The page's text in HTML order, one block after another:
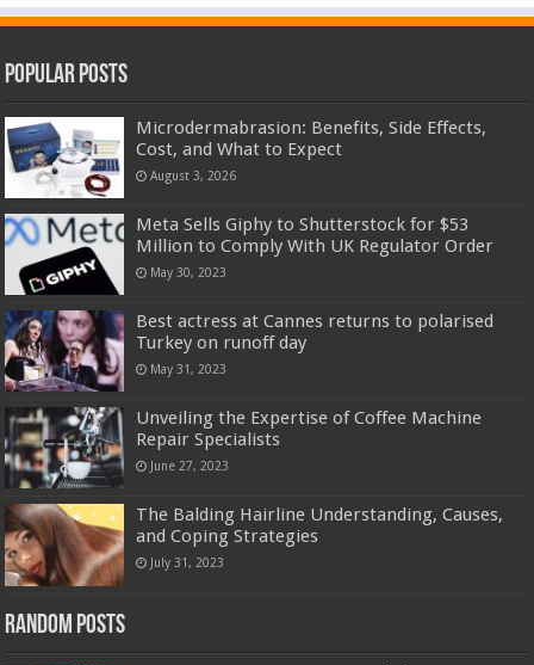
Popular Posts
Microdermabrasion: Benefits, Side Effects,
Cost, and What to Expect
August 3, 2026
Meta Sells Giphy to Shutterstock for $53
Million to Comply With UK Regulator Order
May 30, 2023
Best actress at Cannes returns to polarised
Turkey on runoff day
May 31, 2023
Unveiling the Expertise of Coffee Machine
Repair Specialists
June 27, 2023
The Balding Hairline Understanding, Causes,
and Coping Strategies
July 31, 2023
Random Posts